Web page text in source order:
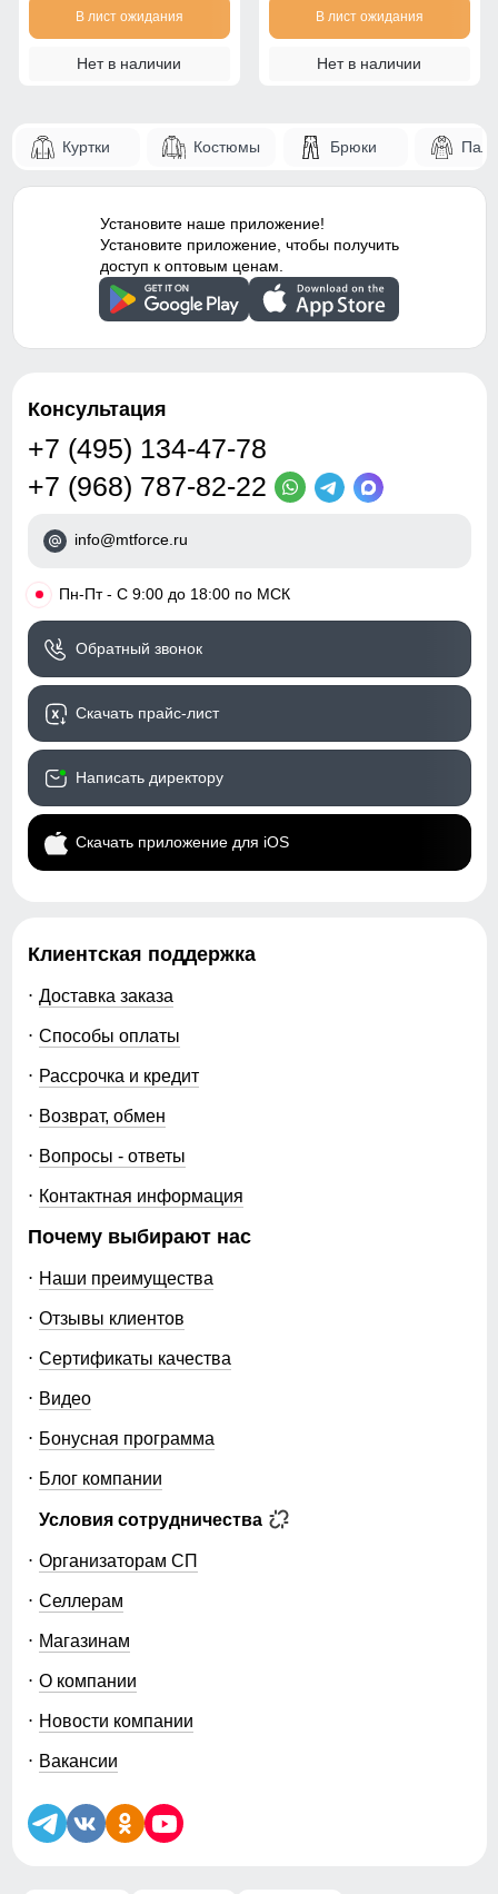
В лист ожидания
Нет в наличии
В лист ожидания
Нет в наличии
Куртки Костюмы Брюки
Установите наше приложение!
Установите приложение, чтобы получить
доступ к оптовым ценам.
Консультация
+7 (495) 134-47-78
+7 (968) 787-82-22
info@mtforce.ru
• Пн-Пт - С 9:00 до 18:00 по МСК
Обратный звонок
Скачать прайс-лист
Написать директору
Скачать приложение для iOS
Клиентская поддержка
Доставка заказа
Способы оплаты
Рассрочка и кредит
Возврат, обмен
Вопросы - ответы
Контактная информация
Почему выбирают нас
Наши преимущества
Отзывы клиентов
Сертификаты качества
Видео
Бонусная программа
Блог компании
Условия сотрудничества
Организаторам СП
Селлерам
Магазинам
О компании
Новости компании
Вакансии